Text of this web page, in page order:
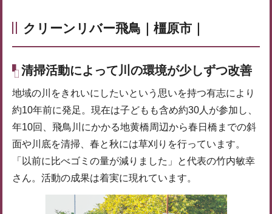
クリーンリバー飛鳥｜橿原市｜
清掃活動によって川の環境が少しずつ改善
地域の川をきれいにしたいという思いを持つ有志により
約10年前に発足。現在は子どもも含め約30人が参加し、
年10回、飛鳥川にかかる地黄橋周辺から春日橋までの斜
面や川底を清掃、春と秋には草刈りを行っています。
「以前に比べゴミの量が減りました」と代表の竹内敏幸
さん。活動の成果は着実に現れています。